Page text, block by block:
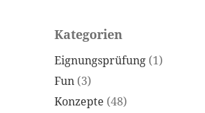
Kategorien
Eignungsprüfung (1)
Fun (3)
Konzepte (48)